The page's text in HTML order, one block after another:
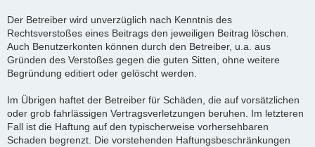
Der Betreiber wird unverzüglich nach Kenntnis des
Rechtsverstoßes eines Beitrags den jeweiligen Beitrag löschen.
Auch Benutzerkonten können durch den Betreiber, u.a. aus
Gründen des Verstoßes gegen die guten Sitten, ohne weitere
Begründung editiert oder gelöscht werden.
Im Übrigen haftet der Betreiber für Schäden, die auf vorsätzlichen
oder grob fahrlässigen Vertragsverletzungen beruhen. Im letzteren
Fall ist die Haftung auf den typischerweise vorhersehbaren
Schaden begrenzt. Die vorstehenden Haftungsbeschränkungen